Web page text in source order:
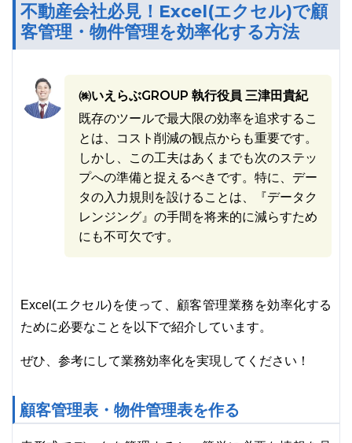
不動産会社必見！Excel(エクセル)で顧
客管理・物件管理を効率化する方法
㈱いえらぶGROUP 執行役員 三津田貴紀
既存のツールで最大限の効率を追求するこ
とは、コスト削減の観点からも重要です。
しかし、この工夫はあくまでも次のステッ
プへの準備と捉えるべきです。特に、デー
タの入力規則を設けることは、『データク
レンジング』の手間を将来的に減らすため
にも不可欠です。
Excel(エクセル)を使って、顧客管理業務を効率化する
ために必要なことを以下で紹介しています。
ぜひ、参考にして業務効率化を実現してください！
顧客管理表・物件管理表を作る